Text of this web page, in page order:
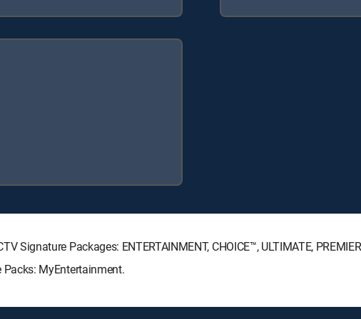
Signature Packages: ENTERTAINMENT, CHOICE™, ULTIMATE,
MyEntertainment.